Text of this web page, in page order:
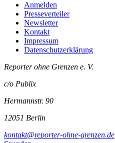
Anmelden
Presseverteiler
Newsletter
Kontakt
Impressum
Datenschutzerklärung
Reporter ohne Grenzen e. V.
c/o Publix
Hermannstr. 90
12051 Berlin
kontakt@reporter-ohne-grenzen.de